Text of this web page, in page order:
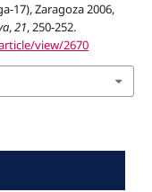
17), Zaragoza 2006,
,21, 250-252.
view/2670